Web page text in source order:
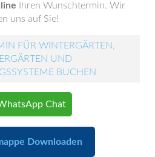
Ihren Wunschtermin. Wir
uns auf Sie!
FÜR WINTERGÄRTEN,
UND
BUCHEN
Chat
Downloaden